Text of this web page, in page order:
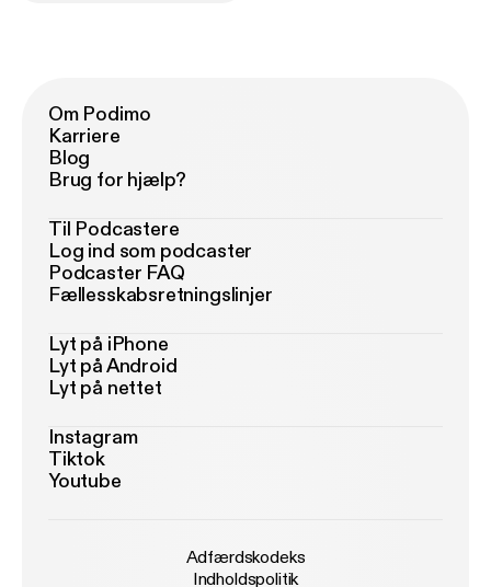
Om Podimo
Karriere
Blog
Brug for hjælp?
Til Podcastere
Log ind som podcaster
Podcaster FAQ
Fællesskabsretningslinjer
Lyt på iPhone
Lyt på Android
Lyt på nettet
Instagram
Tiktok
Youtube
Adfærdskodeks
Indholdspolitik